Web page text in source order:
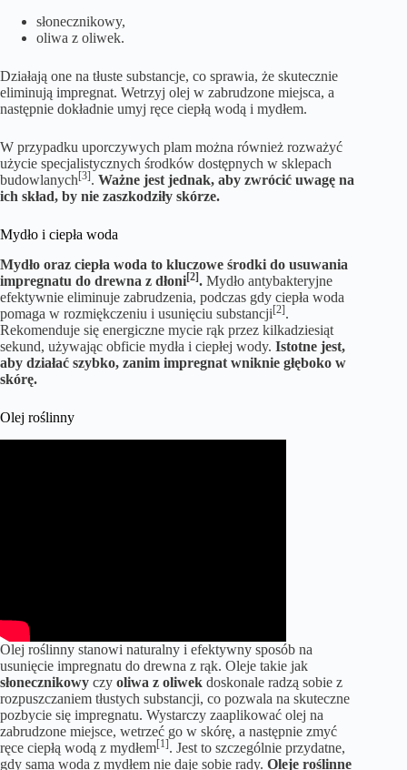
słonecznikowy,
oliwa z oliwek.
Działają one na tłuste substancje, co sprawia, że skutecznie
eliminują impregnat. Wetrzyj olej w zabrudzone miejsca, a
następnie dokładnie umyj ręce ciepłą wodą i mydłem.
W przypadku uporczywych plam można również rozważyć
użycie specjalistycznych środków dostępnych w sklepach
budowlanych[3]. Ważne jest jednak, aby zwrócić uwagę na
ich skład, by nie zaszkodziły skórze.
Mydło i ciepła woda
Mydło oraz ciepła woda to kluczowe środki do usuwania
impregnatu do drewna z dłoni[2]. Mydło antybakteryjne
efektywnie eliminuje zabrudzenia, podczas gdy ciepła woda
pomaga w rozmiękczeniu i usunięciu substancji[2].
Rekomenduje się energiczne mycie rąk przez kilkadziesiąt
sekund, używając obficie mydła i ciepłej wody. Istotne jest,
aby działać szybko, zanim impregnat wniknie głęboko w
skórę.
Olej roślinny
Olej roślinny stanowi naturalny i efektywny sposób na
usunięcie impregnatu do drewna z rąk. Oleje takie jak
słonecznikowy czy oliwa z oliwek doskonale radzą sobie z
rozpuszczaniem tłustych substancji, co pozwala na skuteczne
pozbycie się impregnatu. Wystarczy zaaplikować olej na
zabrudzone miejsce, wetrzeć go w skórę, a następnie zmyć
ręce ciepłą wodą z mydłem[1]. Jest to szczególnie przydatne,
gdy sama woda z mydłem nie daje sobie rady. Oleje roślinne